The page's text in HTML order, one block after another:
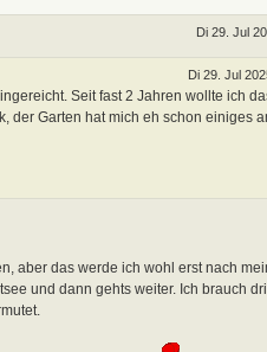
Di 29. Jul
Di 29. Jul
Seit fast 2 Jahren wollte ich
der Garten hat mich eh schon einiges
aber das werde ich wohl erst nach
und dann gehts weiter. Ich brauch